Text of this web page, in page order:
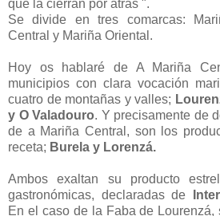
que la cierran por atrás ".
Se divide en tres comarcas:
Central y Mariña Oriental.
Hoy os hablaré de A Mariña
municipios con clara vocación
cuatro de montañas y valles;
y O Valadouro. Y precisamente de
de a Mariña Central, son los
receta; Burela y Lorenzá.
Ambos exaltan su producto
gastronómicas, declaradas de
En el caso de la Faba de Lourenzá,